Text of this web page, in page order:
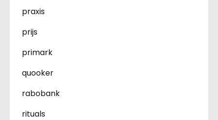
praxis
prijs
primark
quooker
rabobank
rituals